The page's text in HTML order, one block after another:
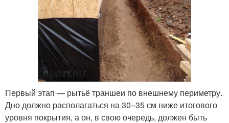
Первый этап — рытьё траншеи по внешнему периметру.
Дно должно располагаться на 30–35 см ниже итогового
уровня покрытия, а он, в свою очередь, должен быть